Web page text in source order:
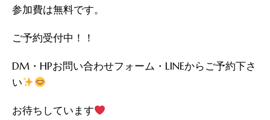
⁡参加費は無料です。⁡⁡
ご予約受付中！！
DM・HPお問い合わせフォーム・LINEからご予約下さ
い
⁡お待ちしています